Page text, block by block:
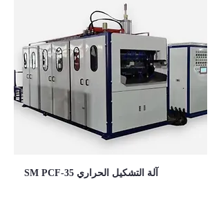
SM PCF-35 آلة التشكيل الحراري